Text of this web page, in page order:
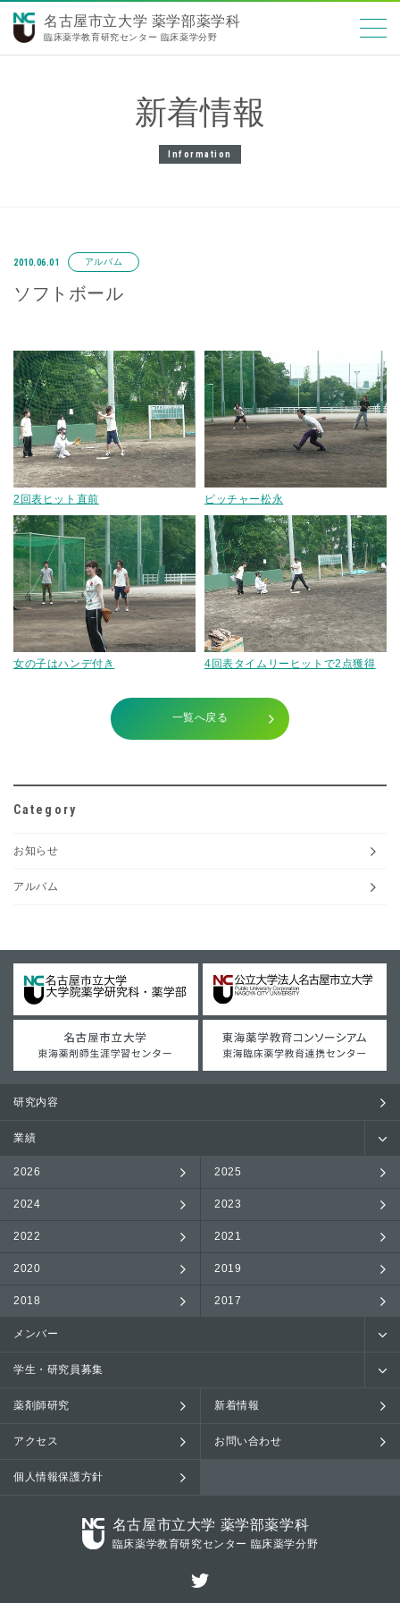
名古屋市立大学 薬学部薬学科
臨床薬学教育研究センター 臨床薬学分野
新着情報
Information
2010.06.01 アルバム
ソフトボール
2回表ヒット直前 ピッチャー松永
女の子はハンデ付き 4回表タイムリーヒットで2点獲得
一覧へ戻る
Category
お知らせ
アルバム
研究内容
業績
2026 2025
2024 2023
2022 2021
2020 2019
2018 2017
メンバー
学生・研究員募集
薬剤師研究 新着情報
アクセス お問い合わせ
個人情報保護方針
名古屋市立大学 薬学部薬学科
臨床薬学教育研究センター 臨床薬学分野